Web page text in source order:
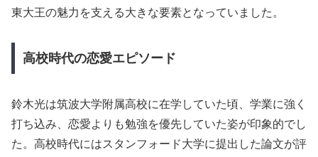
東大王の魅力を支える大きな要素となっていました。
高校時代の恋愛エピソード
鈴木光は筑波大学附属高校に在学していた頃、学業に強く
打ち込み、恋愛よりも勉強を優先していた姿が印象的でし
た。高校時代にはスタンフォード大学に提出した論文が評